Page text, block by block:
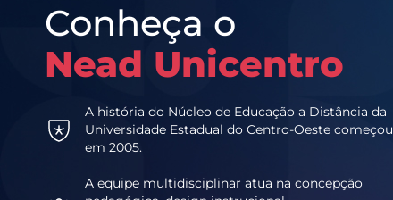
Conheça o
Nead Unicentro
A história do Núcleo de Educação a Distância da
Universidade Estadual do Centro-Oeste começou
em 2005.
A equipe multidisciplinar atua na concepção